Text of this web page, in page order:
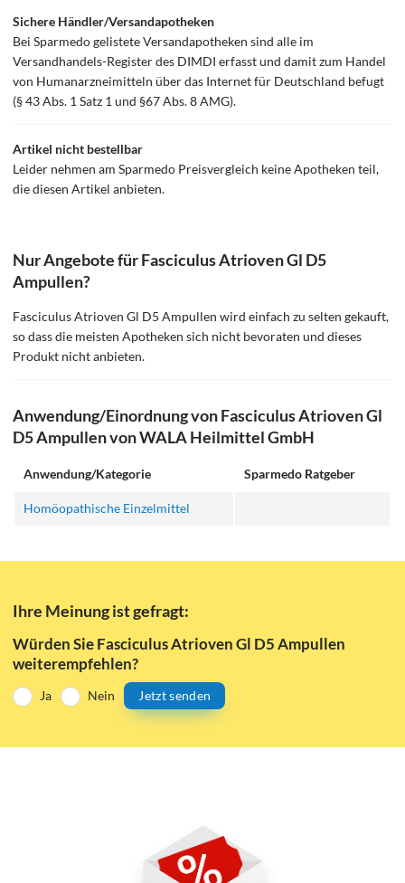
Sichere Händler/Versandapotheken
Bei Sparmedo gelistete Versandapotheken sind alle im
Versandhandels-Register des DIMDI erfasst und damit zum Handel
von Humanarzneimitteln über das Internet für Deutschland befugt
(§ 43 Abs. 1 Satz 1 und §67 Abs. 8 AMG).
Artikel nicht bestellbar
Leider nehmen am Sparmedo Preisvergleich keine Apotheken teil,
die diesen Artikel anbieten.
Nur Angebote für Fasciculus Atrioven Gl D5
Ampullen?
Fasciculus Atrioven Gl D5 Ampullen wird einfach zu selten gekauft,
so dass die meisten Apotheken sich nicht bevoraten und dieses
Produkt nicht anbieten.
Anwendung/Einordnung von Fasciculus Atrioven Gl
D5 Ampullen von WALA Heilmittel GmbH
Anwendung/Kategorie Sparmedo Ratgeber
Homöopathische Einzelmittel
Ihre Meinung ist gefragt:
Würden Sie Fasciculus Atrioven Gl D5 Ampullen
weiterempfehlen?
Ja Nein Jetzt senden